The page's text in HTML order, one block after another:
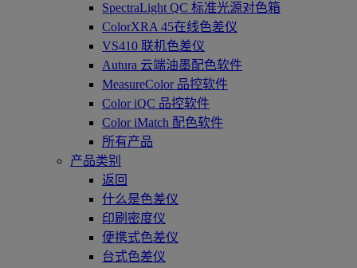
SpectraLight QC 标准光源对色箱
ColorXRA 45在线色差仪
VS410 联机色差仪
Autura 云端油墨配色软件
MeasureColor 品控软件
Color iQC 品控软件
Color iMatch 配色软件
所有产品
产品类别
返回
什么是色差仪
印刷密度仪
便携式色差仪
台式色差仪